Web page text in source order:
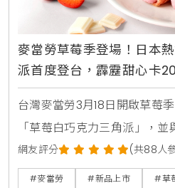
麥當勞草莓季登場！日本
派首度登台，霹靂甜心卡
體驗活動整理
台灣麥當勞3月18日開啟草莓
「草莓白巧克力三角派」，並
此外，2026年「霹靂甜心卡」
等經典角色並新增金選咖啡優
網友評分 (共88人
#麥當勞 #新品上市 #草